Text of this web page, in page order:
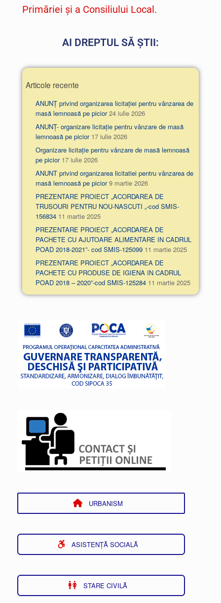
Primăriei și a Consiliului Local.
AI DREPTUL SĂ ȘTII:
Articole recente
ANUNȚ privind organizarea licitației pentru vânzarea de
masă lemnoasă pe picior 24 iulie 2026
ANUNȚ- organizare licitație pentru vânzare de masă
lemnoasă pe picior 17 iulie 2026
Organizare licitație pentru vânzare de masă lemnoasă
pe picior 17 iulie 2026
ANUNT privind organizarea licitatiei pentru vânzarea de
masă lemnoasă pe picior 9 martie 2026
PREZENTARE PROIECT „ACORDAREA DE
TRUSOURI PENTRU NOU-NASCUTI „-cod SMIS-
156834 11 martie 2025
PREZENTARE PROIECT „ACORDAREA DE
PACHETE CU AJUTOARE ALIMENTARE IN CADRUL
POAD 2018-2021”- cod SMIS-125099 11 martie 2025
PREZENTARE PROIECT „ACORDAREA DE
PACHETE CU PRODUSE DE IGIENA IN CADRUL
POAD 2018 – 2020”-cod SMIS-125284 11 martie 2025
URBANISM
ASISTENȚĂ SOCIALĂ
STARE CIVILĂ